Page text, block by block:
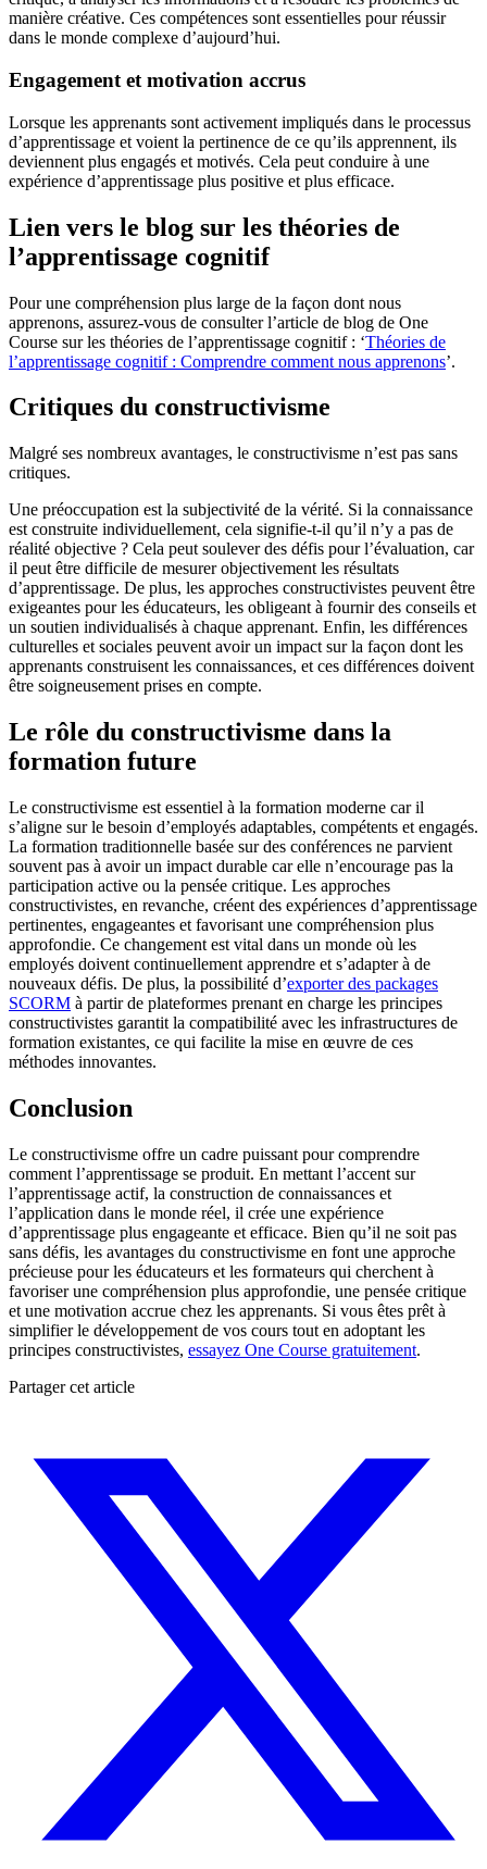
manière créative. Ces compétences sont essentielles pour réussir
dans le monde complexe d’aujourd’hui.
Engagement et motivation accrus
Lorsque les apprenants sont activement impliqués dans le processus
d’apprentissage et voient la pertinence de ce qu’ils apprennent, ils
deviennent plus engagés et motivés. Cela peut conduire à une
expérience d’apprentissage plus positive et plus efficace.
Lien vers le blog sur les théories de
l’apprentissage cognitif
Pour une compréhension plus large de la façon dont nous
apprenons, assurez-vous de consulter l’article de blog de One
Course sur les théories de l’apprentissage cognitif : ‘Théories de
l’apprentissage cognitif : Comprendre comment nous apprenons’.
Critiques du constructivisme
Malgré ses nombreux avantages, le constructivisme n’est pas sans
critiques.
Une préoccupation est la subjectivité de la vérité. Si la connaissance
est construite individuellement, cela signifie-t-il qu’il n’y a pas de
réalité objective ? Cela peut soulever des défis pour l’évaluation, car
il peut être difficile de mesurer objectivement les résultats
d’apprentissage. De plus, les approches constructivistes peuvent être
exigeantes pour les éducateurs, les obligeant à fournir des conseils et
un soutien individualisés à chaque apprenant. Enfin, les différences
culturelles et sociales peuvent avoir un impact sur la façon dont les
apprenants construisent les connaissances, et ces différences doivent
être soigneusement prises en compte.
Le rôle du constructivisme dans la
formation future
Le constructivisme est essentiel à la formation moderne car il
s’aligne sur le besoin d’employés adaptables, compétents et engagés.
La formation traditionnelle basée sur des conférences ne parvient
souvent pas à avoir un impact durable car elle n’encourage pas la
participation active ou la pensée critique. Les approches
constructivistes, en revanche, créent des expériences d’apprentissage
pertinentes, engageantes et favorisant une compréhension plus
approfondie. Ce changement est vital dans un monde où les
employés doivent continuellement apprendre et s’adapter à de
nouveaux défis. De plus, la possibilité d’exporter des packages
SCORM à partir de plateformes prenant en charge les principes
constructivistes garantit la compatibilité avec les infrastructures de
formation existantes, ce qui facilite la mise en œuvre de ces
méthodes innovantes.
Conclusion
Le constructivisme offre un cadre puissant pour comprendre
comment l’apprentissage se produit. En mettant l’accent sur
l’apprentissage actif, la construction de connaissances et
l’application dans le monde réel, il crée une expérience
d’apprentissage plus engageante et efficace. Bien qu’il ne soit pas
sans défis, les avantages du constructivisme en font une approche
précieuse pour les éducateurs et les formateurs qui cherchent à
favoriser une compréhension plus approfondie, une pensée critique
et une motivation accrue chez les apprenants. Si vous êtes prêt à
simplifier le développement de vos cours tout en adoptant les
principes constructivistes, essayez One Course gratuitement.
Partager cet article